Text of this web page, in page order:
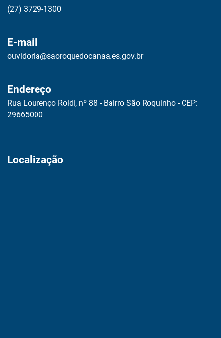
(27) 3729-1300
E-mail
ouvidoria@saoroquedocanaa.es.gov.br
Endereço
Rua Lourenço Roldi, nº 88 - Bairro São Roquinho - CEP:
29665000
Localização